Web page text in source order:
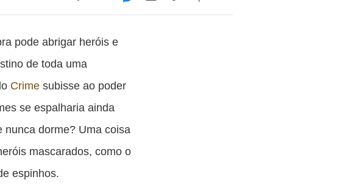
Compartilhe
esta
Facebook
Compartilhe
esta
Twitter
Compartilhe
Compartilhe
pode abrigar heróis e
de toda uma
Crime subisse ao poder
se espalharia ainda
nunca dorme? Uma coisa
mascarados, como o
espinhos.